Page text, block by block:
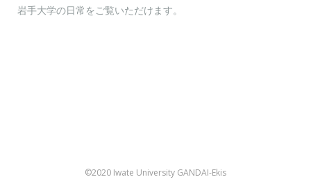
岩手大学の日常をご覧いただけます。
©2020 Iwate University GANDAI-Ekis